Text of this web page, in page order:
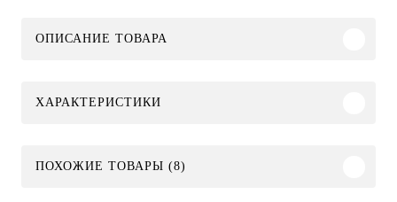
ОПИСАНИЕ ТОВАРА
ХАРАКТЕРИСТИКИ
ПОХОЖИЕ ТОВАРЫ (8)